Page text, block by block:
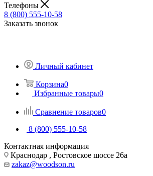
Телефоны
8 (800) 555-10-58
Заказать звонок
Личный кабинет
Корзина0
Избранные товары0
Сравнение товаров0
8 (800) 555-10-58
Контактная информация
Краснодар , Ростовское шоссе 26а
zakaz@woodson.ru